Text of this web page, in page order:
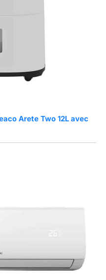
Arete Two 12L avec